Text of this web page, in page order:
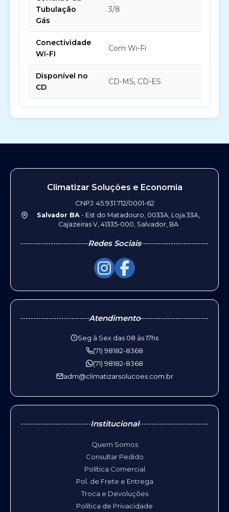
Tubulação
Gás
3/8
Conectividade
Wi-FI
Com Wi-Fi
Disponível no
CD
CD-MS, CD-ES
Climatizar Soluções e Economia
CNPJ: 45.931.712/0001-62
Salvador BA- Est do Matadouro, 0033A, Loja 33A,
Cajazeiras V, 41335-000, Salvador, BA
Redes Sociais
Atendimento
Seg à Sex das 08 às 17hs
(71) 98182-8368
(71) 98182-8368
adm@climatizarsolucoes.com.br
Institucional
Quem Somos
Consultar Pedido
Política Comercial
Pol. de Frete e Entrega
Troca e Devoluções
Política de Privacidade